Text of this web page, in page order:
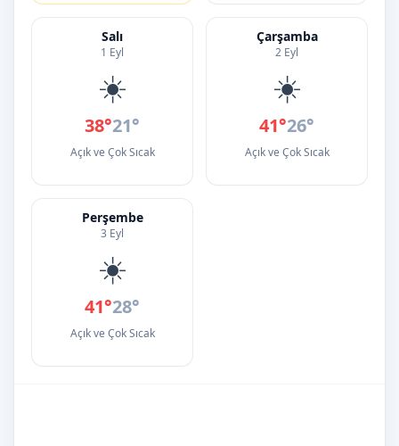
Salı
1 Eyl
☀️
38°21°
Açık ve Çok Sıcak
Çarşamba
2 Eyl
☀️
41°26°
Açık ve Çok Sıcak
Perşembe
3 Eyl
☀️
41°28°
Açık ve Çok Sıcak